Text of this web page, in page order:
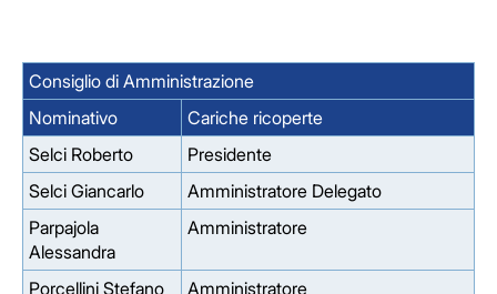
Consiglio di Amministrazione
Nominativo
Cariche ricoperte
Selci Roberto
Presidente
Selci Giancarlo
Amministratore Delegato
Parpajola
Alessandra
Amministratore
Porcellini Stefano
Amministratore